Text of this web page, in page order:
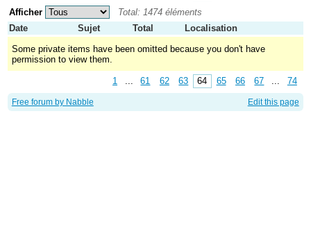
Afficher
Total: 1474 éléments
Date
Sujet Total
Localisation
Some private items have been omitted because you don't have
permission to view them.
1 ... 61 62 63 64 65 66 67 ... 74
Free forum by Nabble Edit this page